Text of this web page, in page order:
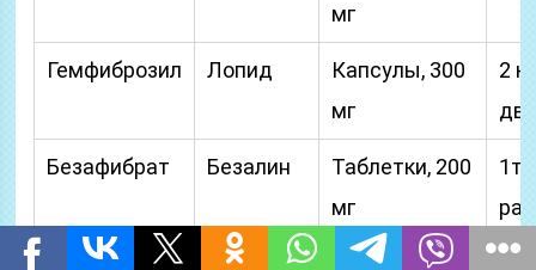
мг
Гемфиброзил Лопид
Капсулы, 300
мг
2
Безафибрат Безалин
Таблетки, 200
мг
Фенофибрат Липантил Капсулы, 200